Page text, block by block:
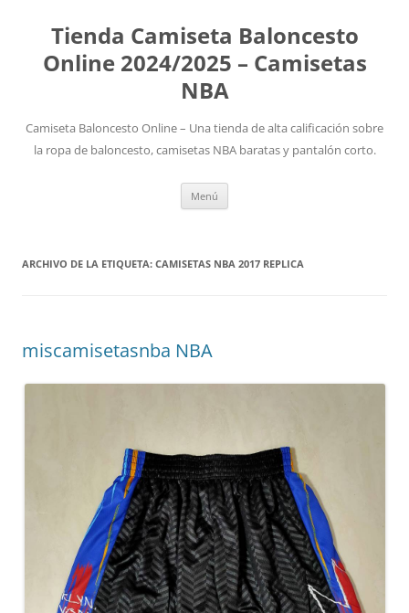
Tienda Camiseta Baloncesto
Online 2024/2025 – Camisetas
NBA
Camiseta Baloncesto Online – Una tienda de alta calificación sobre
la ropa de baloncesto, camisetas NBA baratas y pantalón corto.
Menú
ARCHIVO DE LA ETIQUETA: CAMISETAS NBA 2017 REPLICA
miscamisetasnba NBA